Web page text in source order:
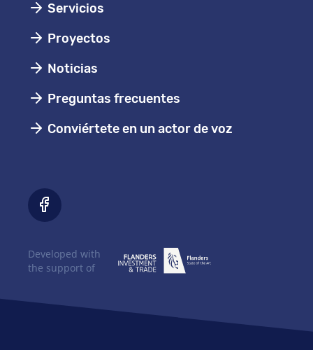
Servicios
Proyectos
Noticias
Preguntas frecuentes
Conviértete en un actor de voz
Developed with
the support of